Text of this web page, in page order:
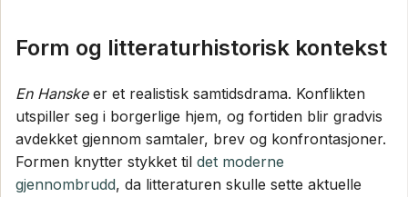
Form og litteraturhistorisk kontekst
En Hanskeer et realistisk samtidsdrama. Konflikten
utspiller seg i borgerlige hjem, og fortiden blir gradvis
avdekket gjennom samtaler, brev og konfrontasjoner.
Formen knytter stykket til det moderne
gjennombrudd, da litteraturen skulle sette aktuelle